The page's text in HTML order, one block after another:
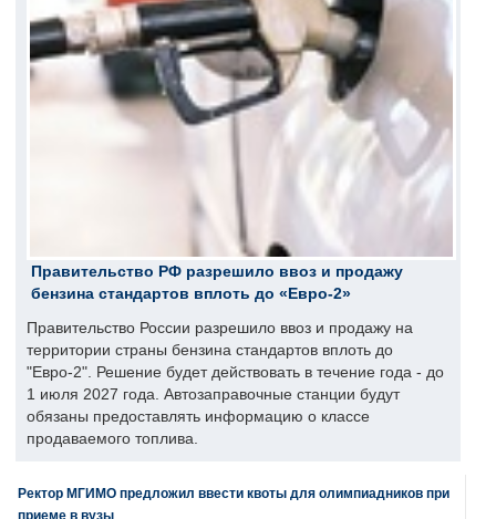
Правительство РФ разрешило ввоз и продажу
бензина стандартов вплоть до «Евро-2»
Правительство России разрешило ввоз и продажу на
территории страны бензина стандартов вплоть до
"Евро-2". Решение будет действовать в течение года - до
1 июля 2027 года. Автозаправочные станции будут
обязаны предоставлять информацию о классе
продаваемого топлива.
Ректор МГИМО предложил ввести квоты для олимпиадников при
приеме в вузы